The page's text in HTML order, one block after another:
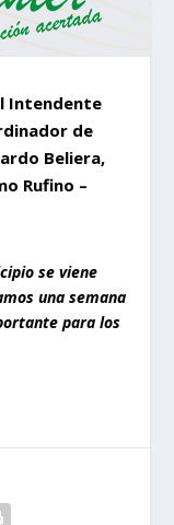
Intendente
de
Beliera,
Rufino –
se viene
una semana
para los